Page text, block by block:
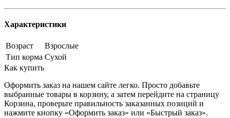
Характеристики
Возраст
Взрослые
Тип корма Сухой
Как купить
Оформить заказ на нашем сайте легко. Просто добавьте
выбранные товары в корзину, а затем перейдите на страницу
Корзина, проверьте правильность заказанных позиций и
нажмите кнопку «Оформить заказ» или «Быстрый заказ».